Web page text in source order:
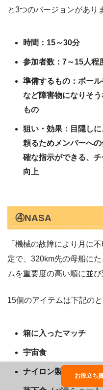
と3つのバージョンがあり
時間：15～30分
参加者数：7～15人程
準備するもの：ボー
など障害物になりそ
もの
狙い・効果：目隠し
頼るためメンバーへ
確な指示ができる、
向上
④NASA
「機械の故障により月に
定で、320km先の母船に
ムを重要度の高い順に並び
15個のアイテムは下記のと
箱に入ったマッチ
宇宙食
ナイロン製ロープ15m
お役立ち